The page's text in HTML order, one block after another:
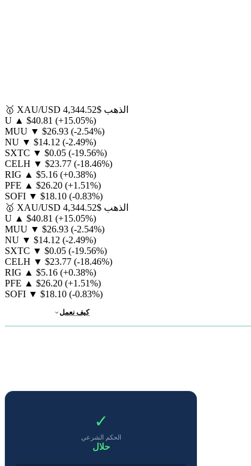
🥇 XAU/USD الذهب $4,344.52
U ▲ $40.81 (+15.05%)
MUU ▼ $26.93 (-2.54%)
NU ▼ $14.12 (-2.49%)
SXTC ▼ $0.05 (-19.56%)
CELH ▼ $23.77 (-18.46%)
RIG ▲ $5.16 (+0.38%)
PFE ▲ $26.20 (+1.51%)
SOFI ▼ $18.10 (-0.83%)
🥇 XAU/USD الذهب $4,344.52
U ▲ $40.81 (+15.05%)
MUU ▼ $26.93 (-2.54%)
NU ▼ $14.12 (-2.49%)
SXTC ▼ $0.05 (-19.56%)
CELH ▼ $23.77 (-18.46%)
RIG ▲ $5.16 (+0.38%)
PFE ▲ $26.20 (+1.51%)
SOFI ▼ $18.10 (-0.83%)
كيف نعمل
✓
الحكم الشرعي
حلال